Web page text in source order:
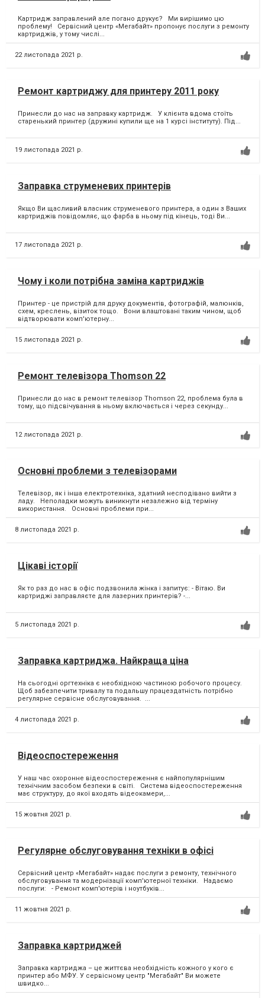
Картридж заправлений але погано друкує? Ми вирішимо цю
проблему! Сервісний центр «Мегабайт» пропонує послуги з ремонту
картриджів, у тому числі...
22 листопада 2021 р.
Ремонт картриджу для принтеру 2011 року
Принесли до нас на заправку картридж. У клієнта вдома стоїть
старенький принтер (дружині купили ще на 1 курсі інституту). Під...
19 листопада 2021 р.
Заправка струменевих принтерів
Якщо Ви щасливий власник струменевого принтера, а один з Ваших
картриджів повідомляє, що фарба в ньому під кінець, тоді Ви...
17 листопада 2021 р.
Чому і коли потрібна заміна картриджів
Принтер - це пристрій для друку документів, фотографій, малюнків,
схем, креслень, візиток тощо. Вони влаштовані таким чином, щоб
відтворювати комп'ютерну...
15 листопада 2021 р.
Ремонт телевізора Thomson 22
Принесли до нас в ремонт телевізор Thomson 22, проблема була в
тому, що підсвічування в ньому включається і через секунду...
12 листопада 2021 р.
Основні проблеми з телевізорами
Телевізор, як і інша електротехніка, здатний несподівано вийти з
ладу. Неполадки можуть виникнути незалежно від терміну
використання. Основні проблеми при...
8 листопада 2021 р.
Цікаві історії
Як то раз до нас в офіс подзвонила жінка і запитує:⁣ - Вітаю. Ви
картриджі заправляєте для лазерних принтерів?⁣ -...
5 листопада 2021 р.
Заправка картриджа. Найкраща ціна
На сьогодні оргтехніка є необхідною частиною робочого процесу. ⁣
Щоб забезпечити тривалу та подальшу працездатність потрібно
регулярне сервісне обслуговування. ⁣...
4 листопада 2021 р.
Відеоспостереження
У наш час охоронне відеоспостереження є найпопулярнішим
технічним засобом безпеки в світі. Система відеоспостереження
має структуру, до якої входять відеокамери,...
15 жовтня 2021 р.
Регулярне обслуговування техніки в офісі
Сервісний центр «Мегабайт» надає послуги з ремонту, технічного
обслуговування та модернізації комп'ютерної техніки. Надаємо
послуги: - Ремонт комп'ютерів і ноутбуків...
11 жовтня 2021 р.
Заправка картриджей
Заправка картриджа – це життєва необхідність кожного у кого є
принтер або МФУ.⁣ У сервісному центр "Мегабайт" Ви можете
швидко...